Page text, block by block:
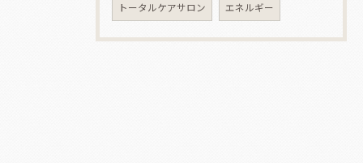
トータルケアサロン エネルギー